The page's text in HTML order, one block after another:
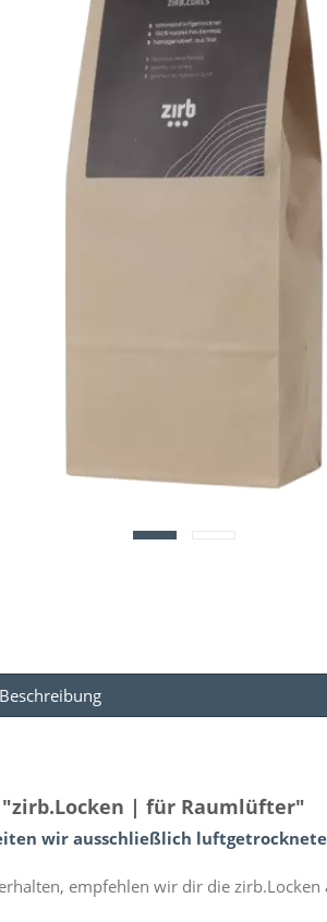
Beschreibung
| für Raumlüfter"
wir ausschließlich
empfehlen wir dir die zirb.Locken